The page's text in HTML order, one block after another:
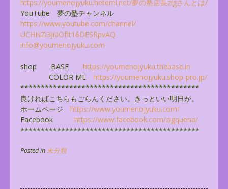
https://youmenojyuku.heteml.net/夢の塾店長zigさんとは/
YouTube 夢の塾チャンネル
https://www.youtube.com/channel/
UCHNZi3Ji0OfIt16DESRpvAQ
info@youmenojyuku.com
shop BASE https://youmenojyuku.thebase.in
COLOR ME https://youmenojyuku.shop-pro.jp/
********************************************
良ければこちらもごらんください。きっといい明日が。
ホームページ https://www.youmenojyuku.com/
Facebook https://www.facebook.com/zigquena/
********************************************
Posted in未分類